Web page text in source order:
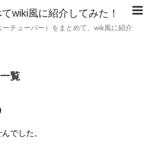
wiki風に紹介してみた！
チューバー）をまとめて、wik風に紹介
一覧
でした。